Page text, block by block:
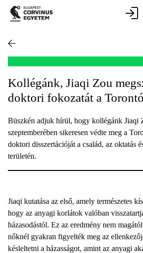
Kollégánk, Jiaqi Zou
doktori fokozatát a
Büszkén adjuk hírül, hogy kollégánk Jiaqi
szeptemberében sikeresen védte meg a
doktori disszertációját a család, az oktatás
területén.
Jiaqi kutatása az első, amely természetes
hogy az anyagi korlátok valóban
házasodástól. Ez az eredmény nem
nőknél gyakran figyelték meg az
késleltetni a házasságot, amint az anyagi